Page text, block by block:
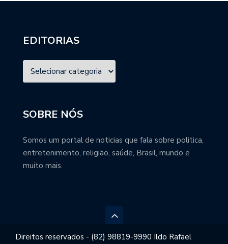
EDITORIAS
SOBRE NÓS
Somos um portal de noticias que fala sobre politica,
entretenimento, religião, saúde, Brasil, mundo e
muito mais.
Direitos reservados - (82) 98819-9990 Ildo Rafael